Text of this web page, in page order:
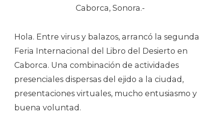
Desierto
Caborca, Sonora.-
Hola. Entre virus y balazos, arrancó la segunda
Feria Internacional del Libro del Desierto en
Caborca. Una combinación de actividades
presenciales dispersas del ejido a la ciudad,
presentaciones virtuales, mucho entusiasmo y
buena voluntad.